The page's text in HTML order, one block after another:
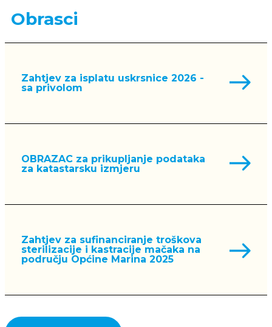
Obrasci
Zahtjev za isplatu uskrsnice 2026 -
sa privolom
OBRAZAC za prikupljanje podataka
za katastarsku izmjeru
Zahtjev za sufinanciranje troškova
sterilizacije i kastracije mačaka na
području Općine Marina 2025